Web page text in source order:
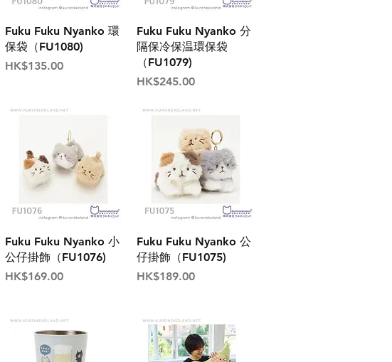
Fuku Fuku Nyanko 環
保袋（FU1080)
價格
HK$135.00
Fuku Fuku Nyanko 分
隔保冷保温環保袋
（FU1079)
價格
HK$245.00
Fuku Fuku Nyanko 小
公仔掛飾（FU1076)
價格
HK$169.00
Fuku Fuku Nyanko 公
仔掛飾（FU1075)
價格
HK$189.00